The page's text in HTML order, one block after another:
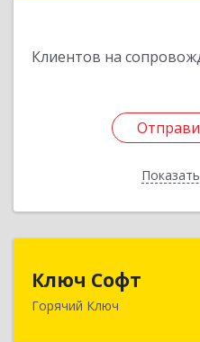
Клиентов на
Ключ Софт
Горячий Ключ
353287,